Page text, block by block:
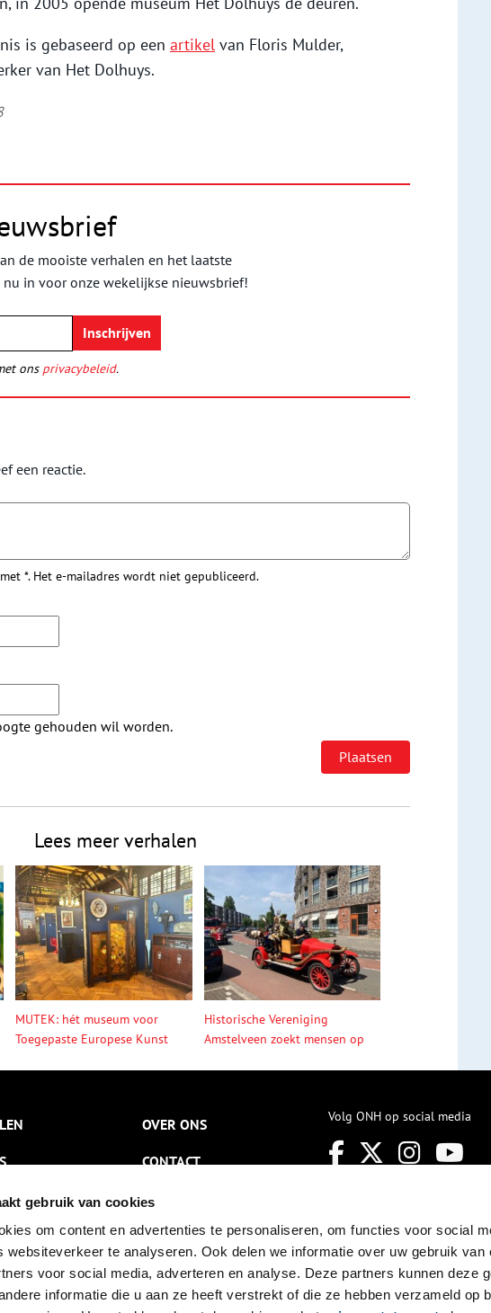
gebruik van cookies
om content en advertenties te personaliseren, om functies voor social
websiteverkeer te analyseren. Ook delen we informatie over uw gebruik van
voor social media, adverteren en analyse. Deze partners kunnen deze
informatie die u aan ze heeft verstrekt of die ze hebben verzameld op
is gebaseerd op een artikel van Floris Mulder,
van Het Dolhuys.
de mooiste verhalen en het laatste
in voor onze wekelijkse nieuwsbrief!
ons privacybeleid.
een reactie.
*. Het e-mailadres wordt niet gepubliceerd.
gehouden wil worden.
Lees meer verhalen
MUTEK: hét museum voor
Toegepaste Europese Kunst
Historische Vereniging
Amstelveen zoekt mensen op
OVER ONS
CONTACT
NIEUWSBRIEF
DISCLAIMER
PRIVACY
TOEGANKELIJKHEID
Volg ONH op social media